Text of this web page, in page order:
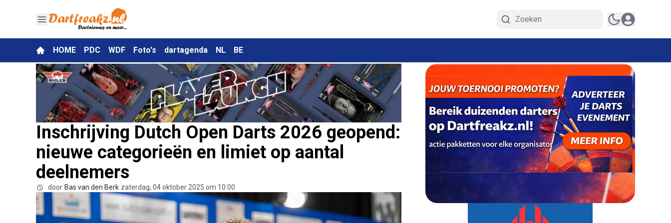
HOME PDC WDF Foto's dartagenda NL BE
Inschrijving Dutch Open Darts 2026 geopend:
nieuwe categorieën en limiet op aantal
deelnemers
door Bas van den Berk zaterdag, 04 oktober 2025 om 10:00